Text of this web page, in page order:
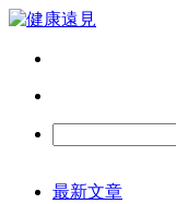
最新文章